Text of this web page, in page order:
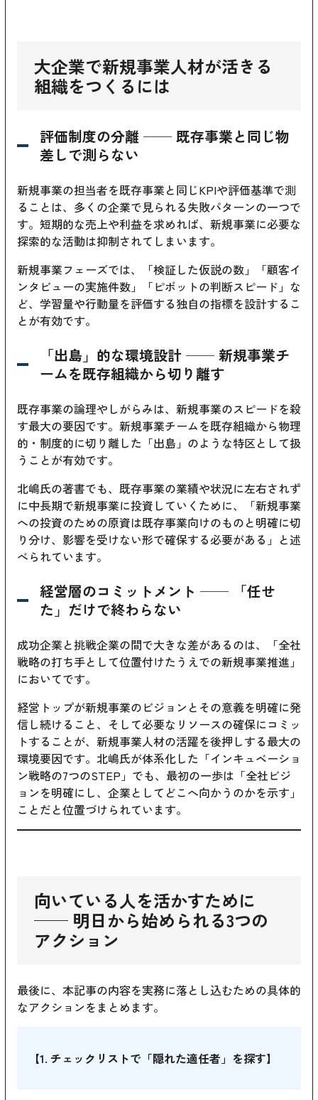
大企業で新規事業人材が活きる
組織をつくるには
評価制度の分離 ── 既存事業と同じ物
差しで測らない
新規事業の担当者を既存事業と同じKPIや評価基準で測
ることは、多くの企業で見られる失敗パターンの一つで
す。短期的な売上や利益を求めれば、新規事業に必要な
探索的な活動は抑制されてしまいます。
新規事業フェーズでは、「検証した仮説の数」「顧客イ
ンタビューの実施件数」「ピボットの判断スピード」な
ど、学習量や行動量を評価する独自の指標を設計するこ
とが有効です。
「出島」的な環境設計 ── 新規事業チ
ームを既存組織から切り離す
既存事業の論理やしがらみは、新規事業のスピードを殺
す最大の要因です。新規事業チームを既存組織から物理
的・制度的に切り離した「出島」のような特区として扱
うことが有効です。
北嶋氏の著書でも、既存事業の業績や状況に左右されず
に中長期で新規事業に投資していくために、「新規事業
への投資のための原資は既存事業向けのものと明確に切
り分け、影響を受けない形で確保する必要がある」と述
べられています。
経営層のコミットメント ── 「任せ
た」だけで終わらない
成功企業と挑戦企業の間で大きな差があるのは、「全社
戦略の打ち手として位置付けたうえでの新規事業推進」
においてです。
経営トップが新規事業のビジョンとその意義を明確に発
信し続けること、そして必要なリソースの確保にコミッ
トすることが、新規事業人材の活躍を後押しする最大の
環境要因です。北嶋氏が体系化した「インキュベーショ
ン戦略の7つのSTEP」でも、最初の一歩は「全社ビジ
ョンを明確にし、企業としてどこへ向かうのかを示す」
ことだと位置づけられています。
向いている人を活かすために
── 明日から始められる3つの
アクション
最後に、本記事の内容を実務に落とし込むための具体的
なアクションをまとめます。
【1. チェックリストで「隠れた適任者」を探す】